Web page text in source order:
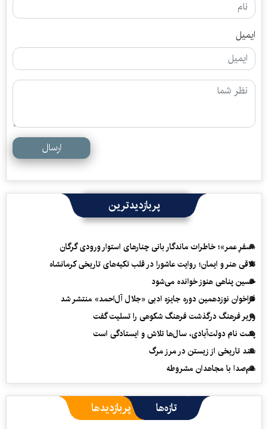
ایمیل
ارسال
پربازدیدترین
«سفرِ عمر»؛ خاطرات ماندگار بانی چنارهای استوار ورودی گرگان
تلاقی هنر و ایمان؛ روایت عاشورا در قلب تکیه‌های تاریخی کرمانشاه
حسین پناهی هنوز خوانده می‌شود
فراخوان نوزدهمین دوره جایزه ادبی «جلال آل‌احمد» منتشر شد
وزیر فرهنگ درگذشت فرهنگ شکوهی را تسلیت گفت
پشت نام دولت‌آبادی، سال‌ها تلاش و ایستادگی است
سند تاریخی از زیستن در مرز مرگ
هم‌صدا با مجاهدان مشروطه
تازه‌ها پربازدیدها